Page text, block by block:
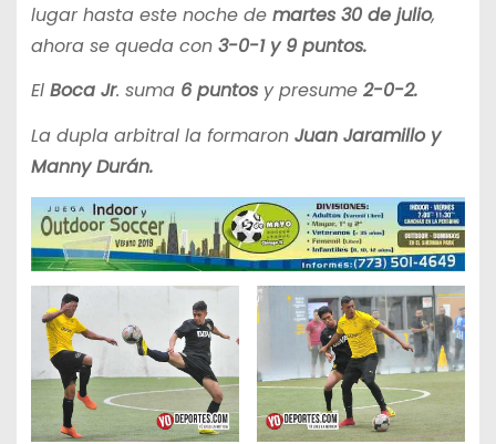
lugar hasta este noche demartes 30 de julio,
ahora se queda con 3-0-1 y 9 puntos.
El Boca Jr. suma6 puntosy presume2-0-2.
La dupla arbitral la formaron Juan Jaramillo y
Manny Durán.